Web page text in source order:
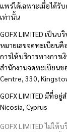
แพร่ได้เฉพาะเมื่อได้รั
เท่านั้น
GOFX LIMITED เป็น
หมายเลขจดทะเบียนคื
การให้บริการทางการเ
สำนักงานจดทะเบียนข
Centre, 330,
GOFX LIMITED มีที่อ
Nicosia, Cyprus
GOFX LIMITED ไม่